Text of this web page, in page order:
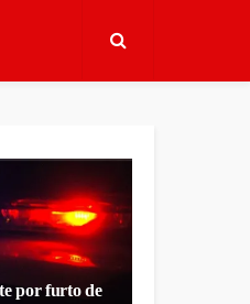
por furto de